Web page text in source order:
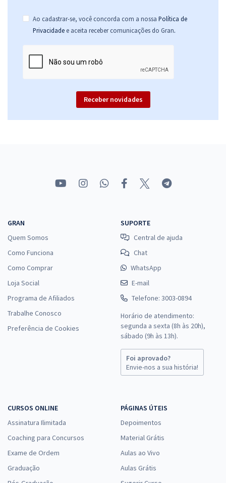
Ao cadastrar-se, você concorda com a nossa Política de
Privacidade e aceita receber comunicações do Gran.
Receber novidades
GRAN
Quem Somos
Como Funciona
Como Comprar
Loja Social
Programa de Afiliados
Trabalhe Conosco
Preferência de Cookies
SUPORTE
Central de ajuda
Chat
WhatsApp
E-mail
Telefone: 3003-0894
Horário de atendimento:
segunda a sexta (8h às 20h),
sábado (9h às 13h).
Foi aprovado?
Envie-nos a sua história!
CURSOS ONLINE
Assinatura Ilimitada
Coaching para Concursos
Exame de Ordem
Graduação
PÁGINAS ÚTEIS
Depoimentos
Material Grátis
Aulas ao Vivo
Aulas Grátis